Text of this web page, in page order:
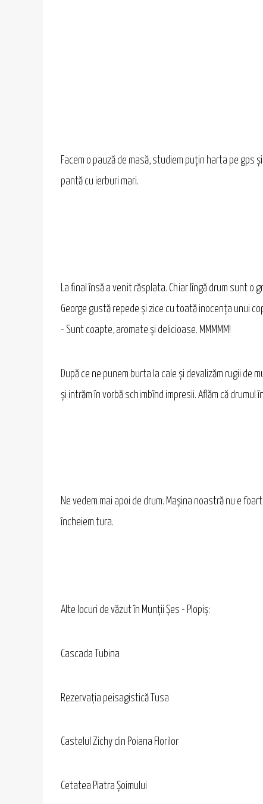
Facem o pauză de masă, studiem puțin harta pe gps
pantă cu ierburi mari.
La final însă a venit răsplata. Chiar lîngă drum sunt o
George gustă repede și zice cu toată inocența unui
- Sunt coapte, aromate și delicioase. MMMMM!
După ce ne punem burta la cale și devalizăm rugii de
și intrăm în vorbă schimbînd impresii. Aflăm că
Ne vedem mai apoi de drum. Mașina noastră nu e
încheiem tura.
Alte locuri de văzut în Munții Șes - Plopiș:
Cascada Tubina
Rezervația peisagistică Tusa
Castelul Zichy din Poiana Florilor
Cetatea Piatra Șoimului